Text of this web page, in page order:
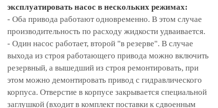
эксплуатировать насос в нескольких режимах:
- Оба привода работают одновременно. В этом случае
производительность по расходу жидкости удваивается.
- Один насос работает, второй "в резерве". В случае
выхода из строя работающего привода можно включить
резервный, а вышедший из строя ремонтировать, при
этом можно демонтировать привод с гидравлического
корпуса. Отверстие в корпусе закрывается специальной
заглушкой (входит в комплект поставки к сдвоенным